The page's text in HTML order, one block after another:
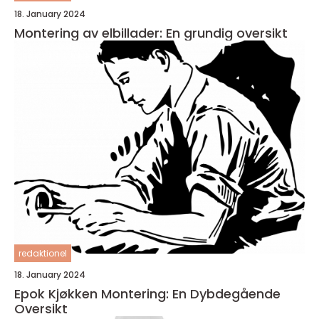
18. January 2024
Montering av elbillader: En grundig oversikt
redaktionel
18. January 2024
Epok Kjøkken Montering: En Dybdegående
Oversikt